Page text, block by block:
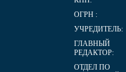
ОГРН :
УЧРЕДИТЕЛЬ:
ГЛАВНЫЙ
РЕДАКТОР:
ОТДЕЛ ПО